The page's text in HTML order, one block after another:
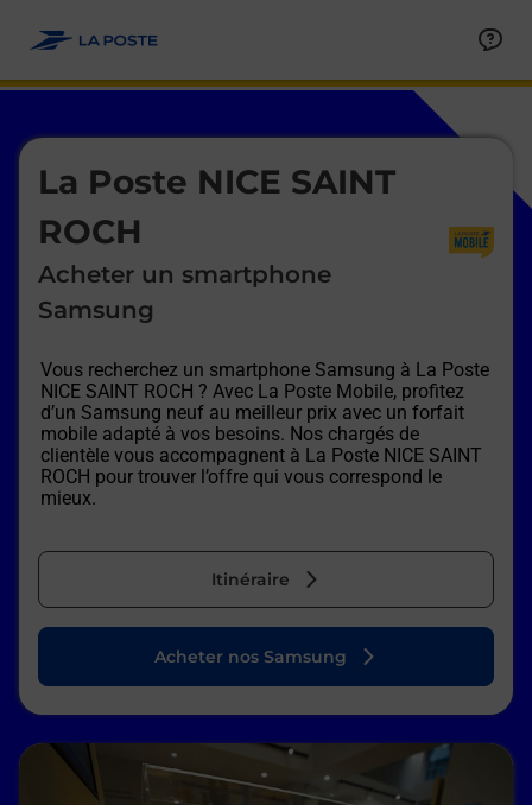
La Poste NICE SAINT
ROCH
Acheter un smartphone
Samsung
Vous recherchez un smartphone Samsung à La Poste
NICE SAINT ROCH ? Avec La Poste Mobile, profitez
d’un Samsung neuf au meilleur prix avec un forfait
mobile adapté à vos besoins. Nos chargés de
clientèle vous accompagnent à La Poste NICE SAINT
ROCH pour trouver l’offre qui vous correspond le
mieux.
Itinéraire
Le lien s'ouvre dans un nouvel onglet
Acheter nos Samsung